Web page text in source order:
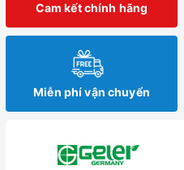
Cam kết chính hãng
Miễn phí vận chuyển